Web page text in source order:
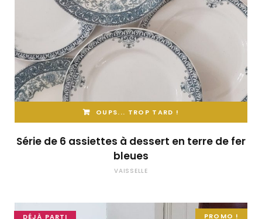
OUPS... TROP TARD !
Série de 6 assiettes à dessert en terre de fer
bleues
VAISSELLE
PROMO !
DÉJÀ PARTI